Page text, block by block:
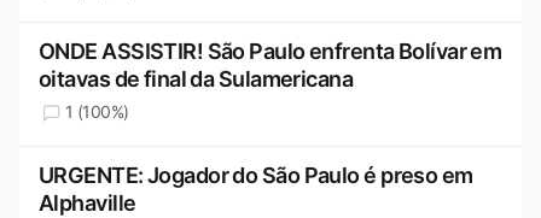
ONDE ASSISTIR! São Paulo enfrenta Bolívar em
oitavas de final da Sulamericana
1 (100%)
URGENTE: Jogador do São Paulo é preso em
Alphaville